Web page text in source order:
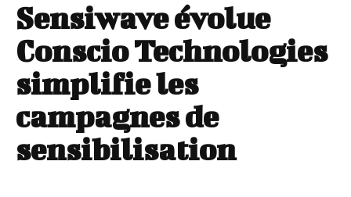
Sensiwave évolue
Conscio Technologies
simplifie les
campagnes de
sensibilisation